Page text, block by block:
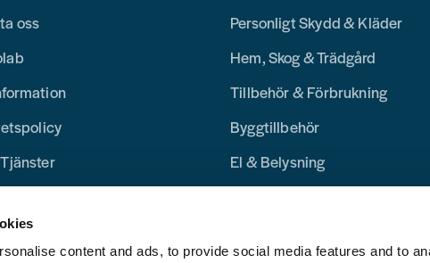
content and ads, to provide social media features and to
oss
Personligt Skydd & Kläder
Hem, Skog & Trädgård
Tillbehör & Förbrukning
Byggtillbehör
El & Belysning